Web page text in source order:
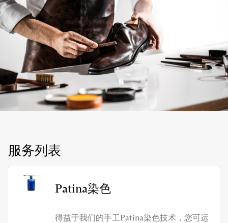
服务列表
Patina染色
得益于我们的手工Patina染色技术，您可运